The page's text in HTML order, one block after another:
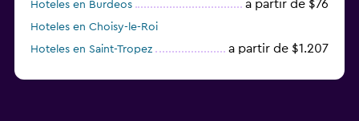
Hoteles en Burdeos a partir de $76
Hoteles en Choisy-le-Roi
Hoteles en Saint-Tropez
a partir de $1.207